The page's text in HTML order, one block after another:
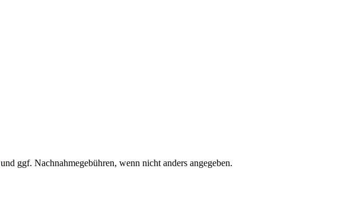
und ggf. Nachnahmegebühren, wenn nicht anders angegeben.